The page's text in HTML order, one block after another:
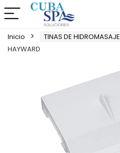
Inicio TINAS DE HIDROMASAJE
HAYWARD